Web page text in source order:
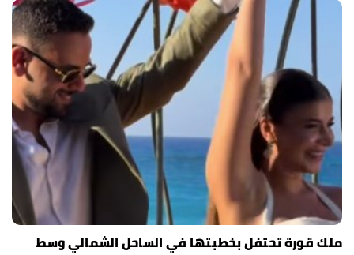
ملك قورة تحتفل بخطبتها في الساحل الشمالي وسط